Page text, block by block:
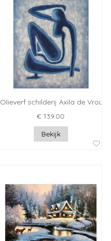
Olieverf schilderij Axila de Vrouw
€ 139.00
Bekijk